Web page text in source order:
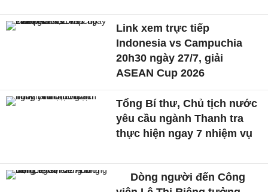
Link xem trực tiếp
Indonesia vs Campuchia
20h30 ngày 27/7, giải
ASEAN Cup 2026
Tổng Bí thư, Chủ tịch nước
yêu cầu ngành Thanh tra
thực hiện ngay 7 nhiệm vụ
Dòng người đến Công